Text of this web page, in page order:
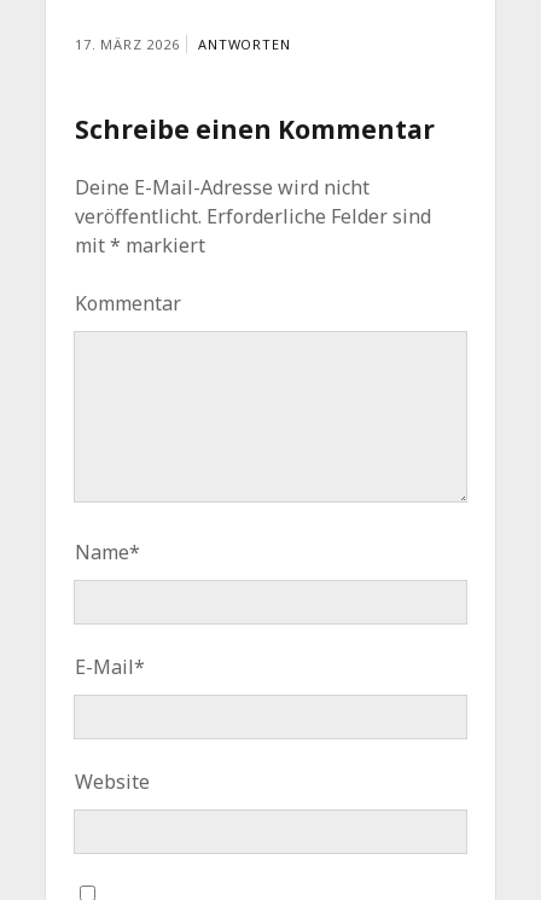
17. MÄRZ 2026 ANTWORTEN
Schreibe einen Kommentar
Deine E-Mail-Adresse wird nicht
veröffentlicht. Erforderliche Felder sind
mit* markiert
Kommentar
Name*
E-Mail*
Website